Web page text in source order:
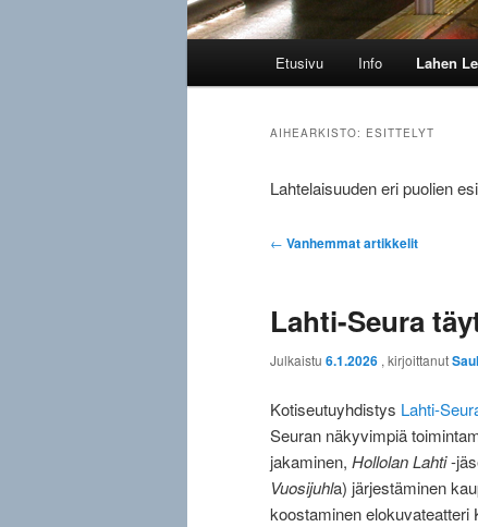
Etusivu Info Lahen
AIHEARKISTO: ESITTELYT
Lahtelaisuuden eri puolien
Artikkelien
← Vanhemmat artikkelit
Lahti-Seura
Julkaistu 6.1.2026 , kirjoittanut
Kotiseutuyhdistys Lahti-
Seuran näkyvimpiä
jakaminen, Hollolan Lahti-
Vuosijuhla) järjestäminen
koostaminen elokuvateatteri